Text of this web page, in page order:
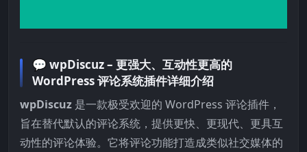
💬 wpDiscuz – 更强大、互动性更高的
WordPress 评论系统插件详细介绍
wpDiscuz 是一款极受欢迎的 WordPress 评论插件，
旨在替代默认的评论系统，提供更快、更现代、更具互
动性的评论体验。它将评论功能打造成类似社交媒体的